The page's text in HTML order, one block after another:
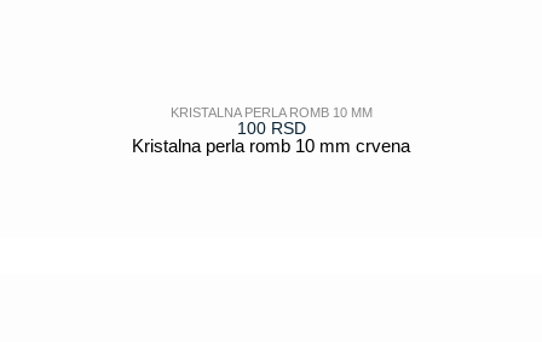
KRISTALNA PERLA ROMB 10 MM
100 RSD
Kristalna perla romb 10 mm crvena